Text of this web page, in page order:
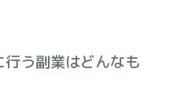
う副業はどんなも